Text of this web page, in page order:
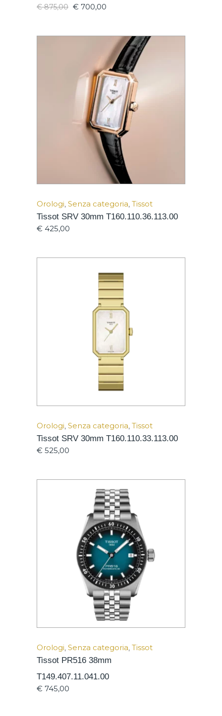
€875,00 € 700,00
Orologi, Senza categoria, Tissot
Tissot SRV 30mm T160.110.36.113.00
€ 425,00
Orologi, Senza categoria, Tissot
Tissot SRV 30mm T160.110.33.113.00
€ 525,00
Orologi, Senza categoria, Tissot
Tissot PR516 38mm
T149.407.11.041.00
€ 745,00